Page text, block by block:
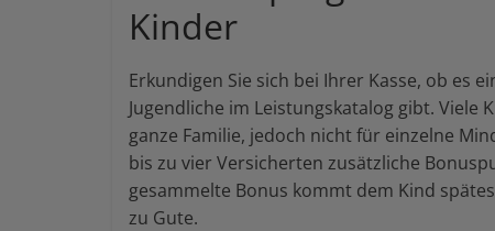
Kinder
Erkundigen Sie sich bei Ihrer Kasse, ob es
Jugendliche im Leistungskatalog gibt.
ganze Familie, jedoch nicht für einzelne
bis zu vier Versicherten zusätzliche
gesammelte Bonus kommt dem Kind
zu Gute.